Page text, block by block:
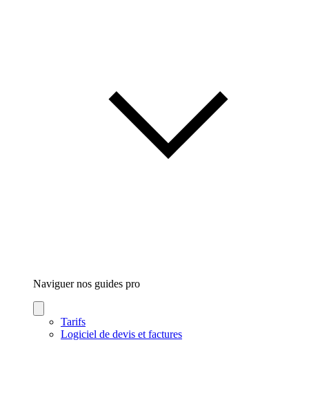
Naviguer nos guides pro
Tarifs
Logiciel de devis et factures